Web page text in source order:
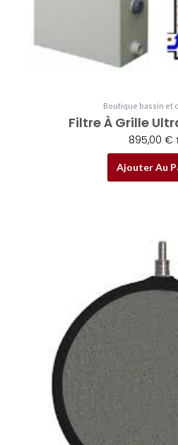
Boutique bassin et
Filtre À Grille
895,00 €
Ajouter Au